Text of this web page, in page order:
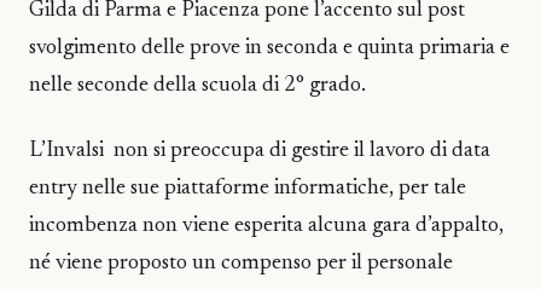
Gilda di Parma e Piacenza pone l’accento sul post
svolgimento delle prove in seconda e quinta primaria e
nelle seconde della scuola di 2° grado.
L’Invalsi non si preoccupa di gestire il lavoro di data
entry nelle sue piattaforme informatiche, per tale
incombenza non viene esperita alcuna gara d’appalto,
né viene proposto un compenso per il personale